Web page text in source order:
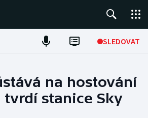
SLEDOVAT
na hostování
tvrdí stanice Sky